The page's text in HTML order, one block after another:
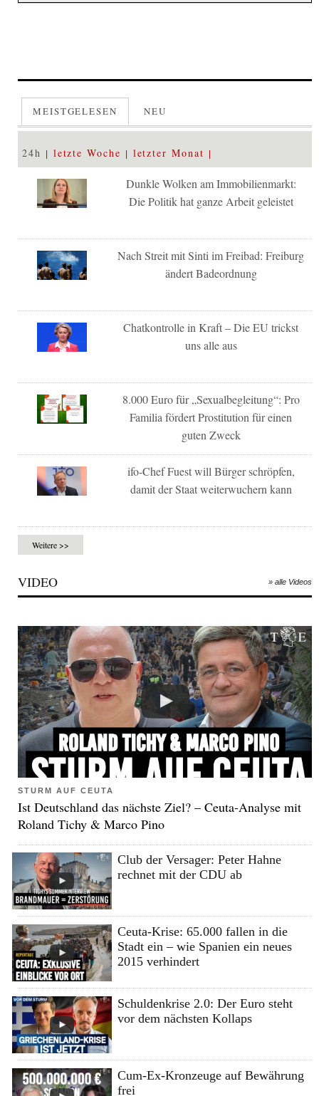
MEISTGELESEN NEU
24h letzte Woche letzter Monat
Dunkle Wolken am Immobilienmarkt:
Die Politik hat ganze Arbeit geleistet
Nach Streit mit Sinti im Freibad: Freiburg
ändert Badeordnung
Chatkontrolle in Kraft – Die EU trickst
uns alle aus
8.000 Euro für „Sexualbegleitung“: Pro
Familia fördert Prostitution für einen
guten Zweck
ifo-Chef Fuest will Bürger schröpfen,
damit der Staat weiterwuchern kann
Weitere >>
VIDEO » alle Videos
STURM AUF CEUTA
Ist Deutschland das nächste Ziel? – Ceuta-Analyse mit
Roland Tichy & Marco Pino
Club der Versager: Peter Hahne
rechnet mit der CDU ab
Ceuta-Krise: 65.000 fallen in die
Stadt ein – wie Spanien ein neues
2015 verhindert
Schuldenkrise 2.0: Der Euro steht
vor dem nächsten Kollaps
Cum-Ex-Kronzeuge auf Bewährung
frei